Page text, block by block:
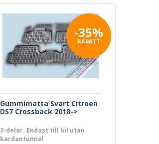
-35%
RABATT
Gummimatta Svart Citroen
DS7 Crossback 2018->
3-delar. Endast till bil utan
kardantunnel